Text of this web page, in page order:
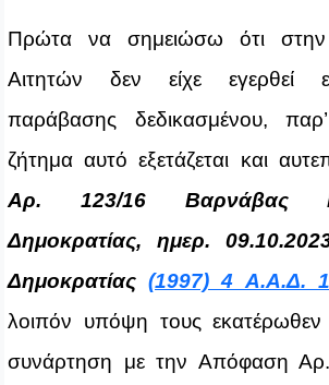
Πρώτα να σημειώσω ότι
Αιτητών δεν είχε εγερθεί
παράβασης δεδικασμένου,
ζήτημα αυτό εξετάζεται και
Αρ. 123/16 Βαρνάβας
Δημοκρατίας, ημερ.
Δημοκρατίας(1997) 4 Α.Α.Δ.
λοιπόν υπόψη τους εκατέρωθεν
συνάρτηση με την Απόφαση